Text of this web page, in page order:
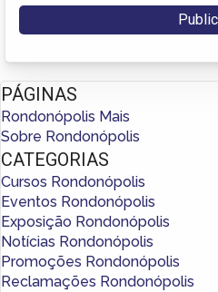
PÁGINAS
Rondonópolis Mais
Sobre Rondonópolis
CATEGORIAS
Cursos Rondonópolis
Eventos Rondonópolis
Exposição Rondonópolis
Notícias Rondonópolis
Promoções Rondonópolis
Reclamações Rondonópolis